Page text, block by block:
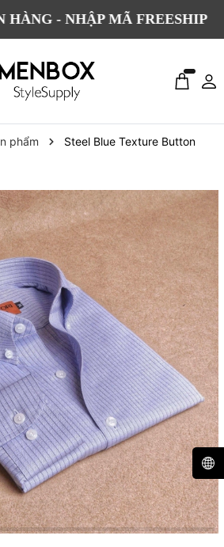
NHẬP MÃ FREESHIP
phẩm
Steel Blue Texture Button